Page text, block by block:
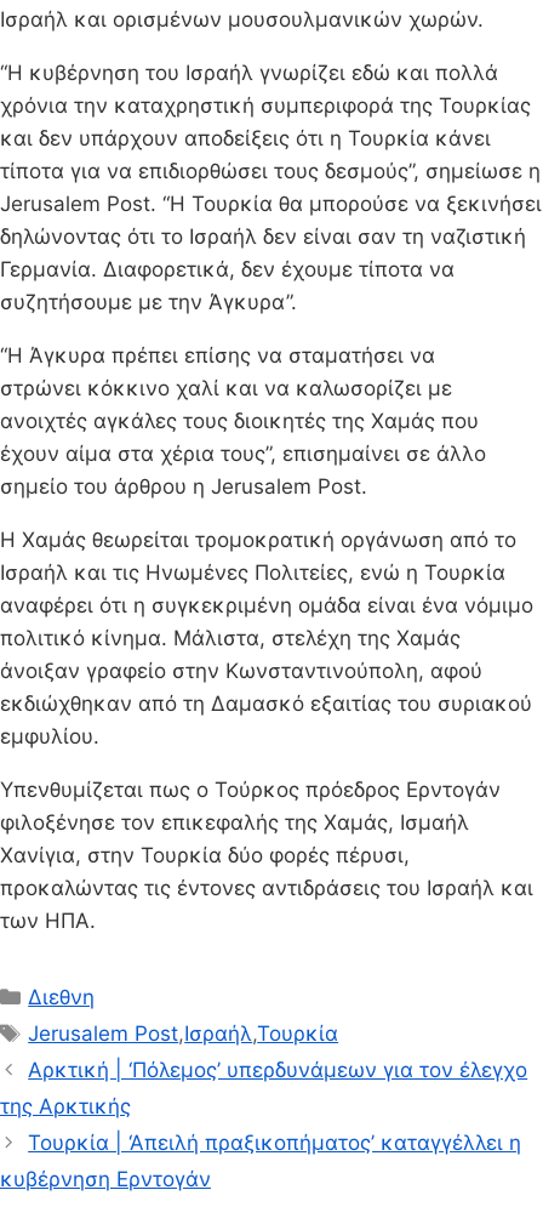
Ισραήλ και ορισμένων μουσουλμανικών χωρών.
“Η κυβέρνηση του Ισραήλ γνωρίζει εδώ και πολλά
χρόνια την καταχρηστική συμπεριφορά της Τουρκίας
και δεν υπάρχουν αποδείξεις ότι η Τουρκία κάνει
τίποτα για να επιδιορθώσει τους δεσμούς”, σημείωσε η
Jerusalem Post. “Η Τουρκία θα μπορούσε να ξεκινήσει
δηλώνοντας ότι το Ισραήλ δεν είναι σαν τη ναζιστική
Γερμανία. Διαφορετικά, δεν έχουμε τίποτα να
συζητήσουμε με την Άγκυρα”.
“Η Άγκυρα πρέπει επίσης να σταματήσει να
στρώνει κόκκινο χαλί και να καλωσορίζει με
ανοιχτές αγκάλες τους διοικητές της Χαμάς που
έχουν αίμα στα χέρια τους”, επισημαίνει σε άλλο
σημείο του άρθρου η Jerusalem Post.
Η Χαμάς θεωρείται τρομοκρατική οργάνωση από το
Ισραήλ και τις Ηνωμένες Πολιτείες, ενώ η Τουρκία
αναφέρει ότι η συγκεκριμένη ομάδα είναι ένα νόμιμο
πολιτικό κίνημα. Μάλιστα, στελέχη της Χαμάς
άνοιξαν γραφείο στην Κωνσταντινούπολη, αφού
εκδιώχθηκαν από τη Δαμασκό εξαιτίας του συριακού
εμφυλίου.
Υπενθυμίζεται πως ο Τούρκος πρόεδρος Ερντογάν
φιλοξένησε τον επικεφαλής της Χαμάς, Ισμαήλ
Χανίγια, στην Τουρκία δύο φορές πέρυσι,
προκαλώντας τις έντονες αντιδράσεις του Ισραήλ και
των ΗΠΑ.
Κατηγορίες
Διεθνη
Ετικέτες
Jerusalem Post,Ισραήλ,Τουρκία
Αρκτική | ‘Πόλεμος’ υπερδυνάμεων για τον έλεγχο
της Αρκτικής
Τουρκία | ‘Απειλή πραξικοπήματος’ καταγγέλλει η
κυβέρνηση Ερντογάν